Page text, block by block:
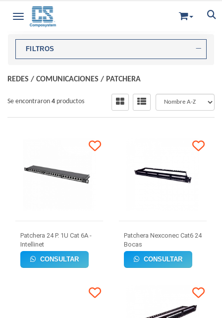
Toggle navigation
FILTROS
REDES / COMUNICACIONES / PATCHERA
Se encontraron 4 productos
Patchera 24 P. 1U Cat 6A -
Intellinet
CONSULTAR
Patchera Nexconec Cat6 24
Bocas
CONSULTAR